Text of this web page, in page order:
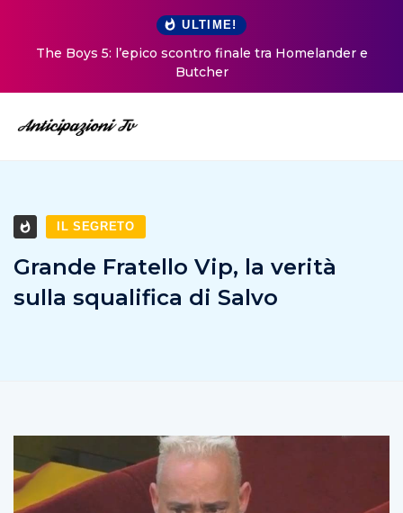
ULTIME!
The Boys 5: l’epico scontro finale tra Homelander e
Butcher
IL SEGRETO
Grande Fratello Vip, la verità
sulla squalifica di Salvo